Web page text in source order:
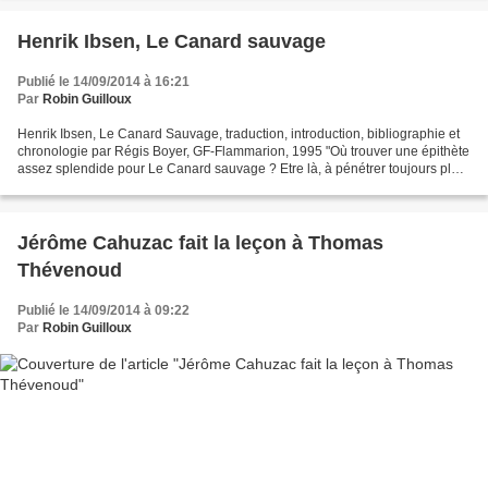
Henrik Ibsen, Le Canard sauvage
Publié le 14/09/2014 à 16:21
Par Robin Guilloux
Henrik Ibsen, Le Canard Sauvage, traduction, introduction, bibliographie et
chronologie par Régis Boyer, GF-Flammarion, 1995 "Où trouver une épithète
assez splendide pour Le Canard sauvage ? Etre là, à pénétrer toujours plus
Jérôme Cahuzac fait la leçon à Thomas
Thévenoud
Publié le 14/09/2014 à 09:22
Par Robin Guilloux